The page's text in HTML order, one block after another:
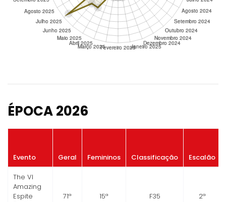
ÉPOCA 2026
Evento Geral Femininos Classificação Escalão
The VI
Amazing
Espite
71ª 15ª F35 2ª